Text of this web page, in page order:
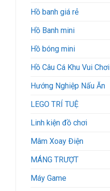
Hồ banh giá rẻ
Hồ Banh mini
Hồ bóng mini
Hồ Câu Cá Khu Vui Chơi
Hướng Nghiệp Nấu Ăn
LEGO TRÍ TUỆ
Linh kiện đồ chơi
Mâm Xoay Điện
MÁNG TRƯỢT
Máy Game